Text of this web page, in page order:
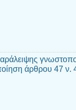
άρθρου 47 ν.